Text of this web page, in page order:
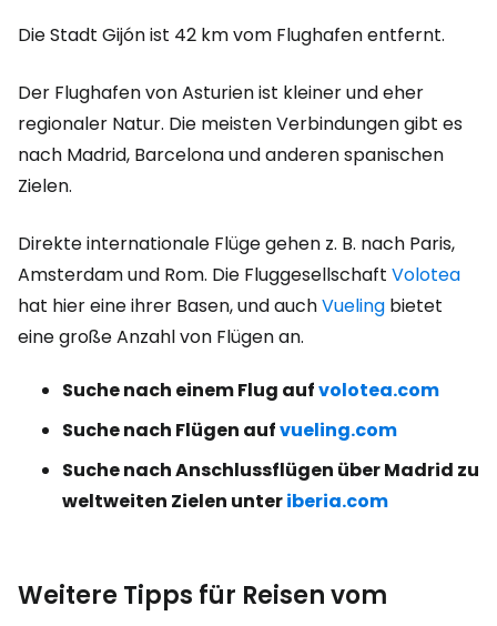
Die Stadt Gijón ist 42 km vom Flughafen entfernt.
Der Flughafen von Asturien ist kleiner und eher
regionaler Natur. Die meisten Verbindungen gibt es
nach Madrid, Barcelona und anderen spanischen
Zielen.
Direkte internationale Flüge gehen z. B. nach Paris,
Amsterdam und Rom. Die Fluggesellschaft Volotea
hat hier eine ihrer Basen, und auchVueling bietet
eine große Anzahl von Flügen an.
Suche nach einem Flug aufvolotea.com
Suche nach Flügen aufvueling.com
Suche nach Anschlussflügen über Madrid zu
weltweiten Zielen unteriberia.com
Weitere Tipps für Reisen vom